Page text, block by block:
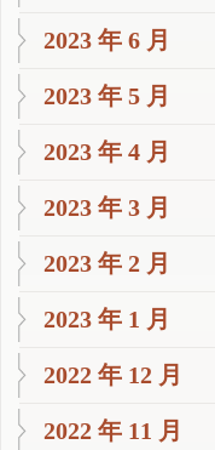
2023 年 6 月
2023 年 5 月
2023 年 4 月
2023 年 3 月
2023 年 2 月
2023 年 1 月
2022 年 12 月
2022 年 11 月